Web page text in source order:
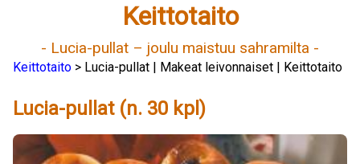
Keittotaito
- Lucia-pullat – joulu maistuu sahramilta -
Keittotaito > Lucia-pullat | Makeat leivonnaiset | Keittotaito
Lucia-pullat (n. 30 kpl)